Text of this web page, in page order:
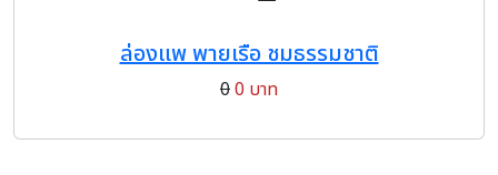
ล่องแพ พายเรือ ชมธรรมชาติ
00 บาท